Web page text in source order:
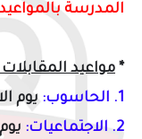
المدرسة
* مواعيد
1. الحاسوب:
يوم
2. الاجتماعيات:
يوم